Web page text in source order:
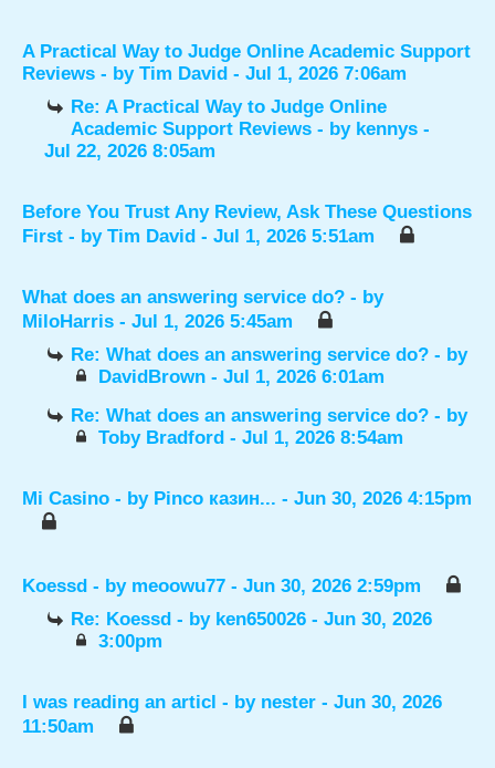
A Practical Way to Judge Online Academic Support
Reviews - by Tim David - Jul 1, 2026 7:06am
Re: A Practical Way to Judge Online
Academic Support Reviews - by kennys -
Jul 22, 2026 8:05am
Before You Trust Any Review, Ask These Questions
First - by Tim David - Jul 1, 2026 5:51am
What does an answering service do? - by
MiloHarris - Jul 1, 2026 5:45am
Re: What does an answering service do? - by
DavidBrown- Jul 1, 2026 6:01am
Re: What does an answering service do? - by
Toby Bradford- Jul 1, 2026 8:54am
Mi Casino - by Pinco казин... - Jun 30, 2026 4:15pm
Koessd - by meoowu77 - Jun 30, 2026 2:59pm
Re: Koessd - by ken650026 - Jun 30, 2026
3:00pm
I was reading an articl - by nester - Jun 30, 2026
11:50am